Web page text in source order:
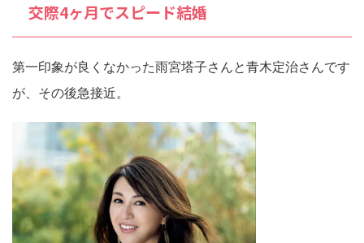
交際4ヶ月でスピード結婚
第一印象が良くなかった雨宮塔子さんと青木定治さんです
が、その後急接近。